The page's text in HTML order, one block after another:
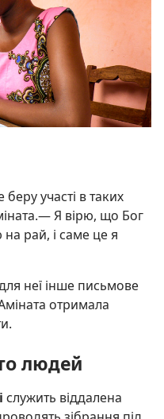
участі в таких
Я вірю, що Бог
рай, і саме це я
неї інше письмове
отримала
людей
служить віддалена